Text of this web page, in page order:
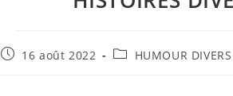
16 août 2022 HUMOUR DIVERS